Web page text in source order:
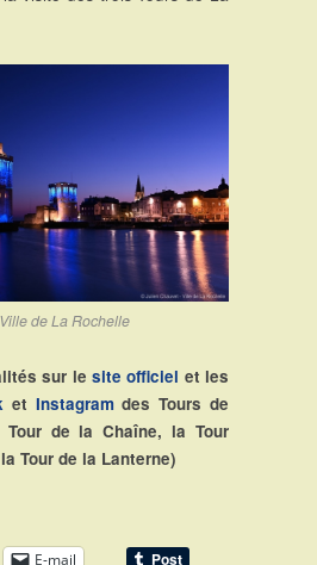
de La Rochelle
sur le site officiel et les
et Instagramdes Tours de
de la Chaîne, la Tour
Tour de la Lanterne)
E-mail